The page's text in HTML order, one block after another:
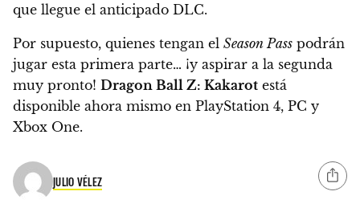
que llegue el anticipado DLC.
Por supuesto, quienes tengan el Season Pass podrán
jugar esta primera parte… ¡y aspirar a la segunda
muy pronto! Dragon Ball Z: Kakarot está
disponible ahora mismo en PlayStation 4, PC y
Xbox One.
JULIO VÉLEZ